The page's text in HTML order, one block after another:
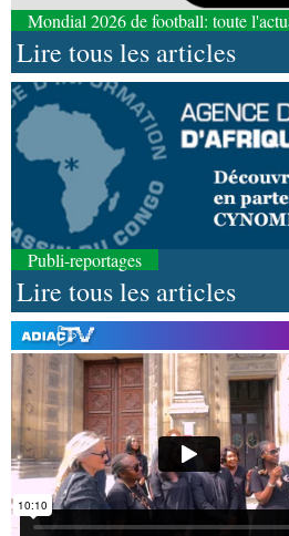
Mondial 2026 de football: toute
Lire tous les articles
Publi-reportages
Lire tous les articles
08-08-2026 01:25
EnvironnementForêts : des
l'utilisation d'un logiciel
émissions
08-08-2026 01:18
Afrique-Monde Congo-Mali :
envisagent le renforcement de
agricole
08-08-2026 01:13